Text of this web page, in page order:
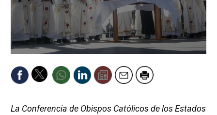
La Conferencia de Obispos Católicos de los Estados